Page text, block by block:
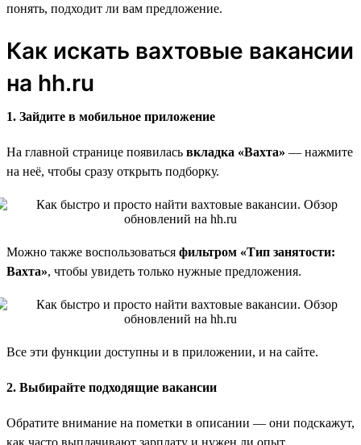
понять, подходит ли вам предложение.
Как искать вахтовые вакансии
на hh.ru
1. Зайдите в мобильное приложение
На главной странице появилась вкладка «Вахта» — нажмите
на неё, чтобы сразу открыть подборку.
Можно также воспользоваться фильтром «Тип занятости:
Вахта», чтобы увидеть только нужные предложения.
Все эти функции доступны и в приложении, и на сайте.
2. Выбирайте подходящие вакансии
Обратите внимание на пометки в описании — они подскажут,
как часто выплачивают зарплату и нужен ли опыт.